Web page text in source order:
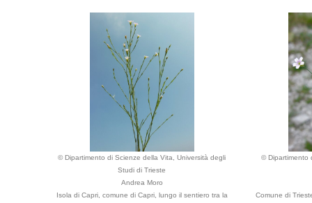
© Dipartimento di Scienze della Vita, Università degli
Studi di Trieste
Andrea Moro
Isola di Capri, comune di Capri, lungo il sentiero tra la
© Dipartimento
Comune di